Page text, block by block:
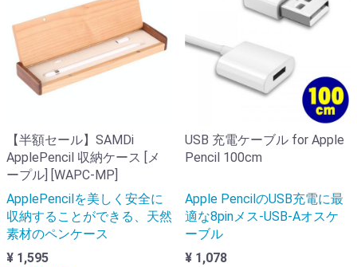
【半額セール】SAMDi
ApplePencil 収納ケース [メ
ープル] [WAPC-MP]
ApplePencilを美しく安全に
収納することができる、天然
素材のペンケース
¥ 1,595
USB 充電ケーブル for Apple
Pencil 100cm
Apple PencilのUSB充電に最
適な8pinメス-USB-Aオスケ
ーブル
¥ 1,078